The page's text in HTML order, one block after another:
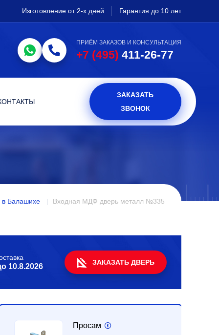
Изготовление от 2-х дней Гарантия до 10 лет
ПРИЁМ ЗАКАЗОВ И КОНСУЛЬТАЦИЯ
+7 (495) 411-26-77
ЗАКАЗАТЬ
ЗВОНОК
Балашихе Входная МДФ дверь металл №335
10.8.2026 ЗАКАЗАТЬ ДВЕРЬ
Просам